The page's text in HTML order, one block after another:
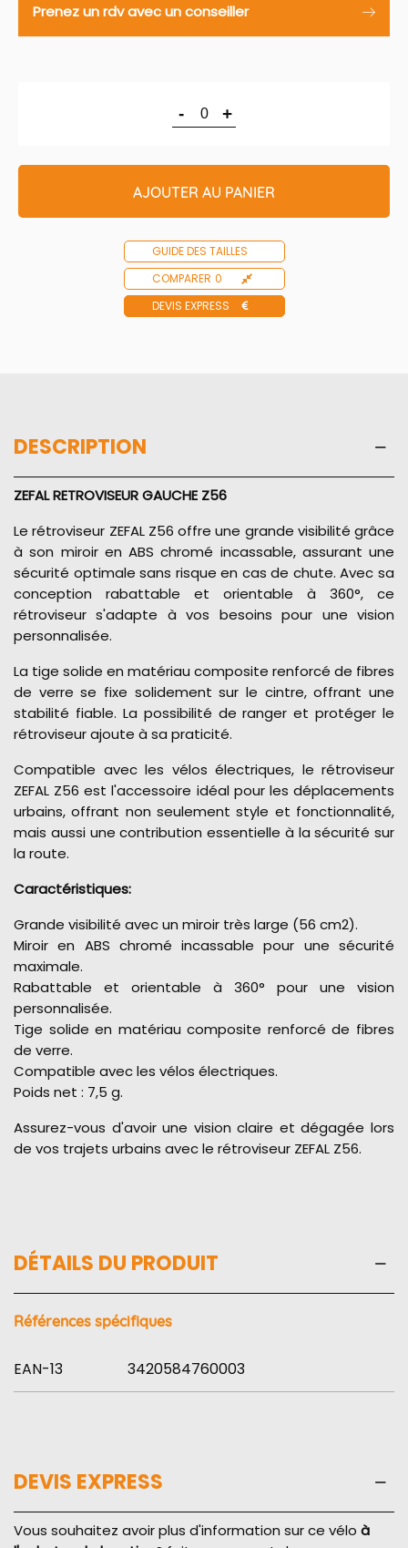
Prenez un rdv avec un conseiller
- +
AJOUTER AU PANIER
GUIDE DES TAILLES
COMPARER 0
DEVIS EXPRESS
DESCRIPTION
ZEFAL RETROVISEUR GAUCHE Z56
Le rétroviseur ZEFAL Z56 offre une grande visibilité grâce
à son miroir en ABS chromé incassable, assurant une
sécurité optimale sans risque en cas de chute. Avec sa
conception rabattable et orientable à 360°, ce
rétroviseur s'adapte à vos besoins pour une vision
personnalisée.
La tige solide en matériau composite renforcé de fibres
de verre se fixe solidement sur le cintre, offrant une
stabilité fiable. La possibilité de ranger et protéger le
rétroviseur ajoute à sa praticité.
Compatible avec les vélos électriques, le rétroviseur
ZEFAL Z56 est l'accessoire idéal pour les déplacements
urbains, offrant non seulement style et fonctionnalité,
mais aussi une contribution essentielle à la sécurité sur
la route.
Caractéristiques:
Grande visibilité avec un miroir très large (56 cm2).
Miroir en ABS chromé incassable pour une sécurité
maximale.
Rabattable et orientable à 360° pour une vision
personnalisée.
Tige solide en matériau composite renforcé de fibres
de verre.
Compatible avec les vélos électriques.
Poids net : 7,5 g.
Assurez-vous d'avoir une vision claire et dégagée lors
de vos trajets urbains avec le rétroviseur ZEFAL Z56.
DÉTAILS DU PRODUIT
Références spécifiques
EAN-13 3420584760003
DEVIS EXPRESS
Vous souhaitez avoir plus d'information sur ce vélo à